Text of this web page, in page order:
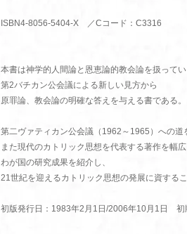
ISBN4-8056-5404-X ／Cコード：C3316
本書は神学的人間論と恩恵論的教会論を扱ってい
第2バチカン公会議による新しい見方から
原罪論、教会論の明確な答えを与える書である。
第二ヴァティカン公会議（1962～1965）への道
また現代のカトリック思想を代表する著作を幅広
わが国の研究成果を紹介し、
21世紀を迎えるカトリック思想の発展に資する
初版発行日：1983年2月1日/2006年10月1日 初